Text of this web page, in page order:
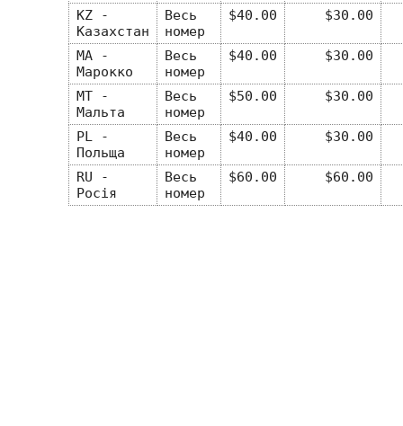
KZ -
Казахстан
Весь
номер
$40.00 $30.00
MA -
Марокко
Весь
номер
$40.00 $30.00
MT -
Мальта
Весь
номер
$50.00 $30.00
PL -
Польща
Весь
номер
$40.00 $30.00
RU -
Росія
Весь
номер
$60.00 $60.00